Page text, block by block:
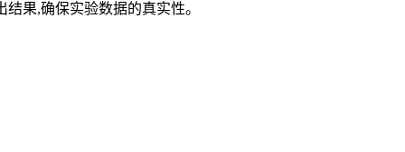
果,确保实验数据的真实性。